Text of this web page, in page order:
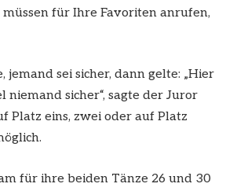
müssen für Ihre Favoriten anrufen,
jemand sei sicher, dann gelte: „Hier
niemand sicher“, sagte der Juror
Platz eins, zwei oder auf Platz
für ihre beiden Tänze 26 und 30